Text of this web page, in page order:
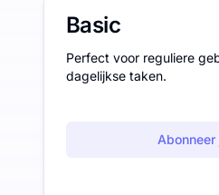
Basic
Perfect voor reguliere
dagelijkse taken.
Abonneer